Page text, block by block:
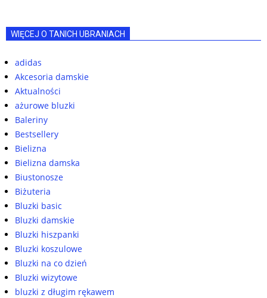
WIĘCEJ O TANICH UBRANIACH
adidas
Akcesoria damskie
Aktualności
ażurowe bluzki
Baleriny
Bestsellery
Bielizna
Bielizna damska
Biustonosze
Biżuteria
Bluzki basic
Bluzki damskie
Bluzki hiszpanki
Bluzki koszulowe
Bluzki na co dzień
Bluzki wizytowe
bluzki z długim rękawem